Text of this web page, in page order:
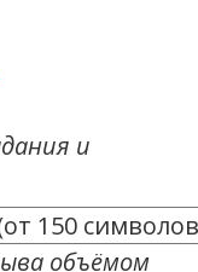
и
объёмом